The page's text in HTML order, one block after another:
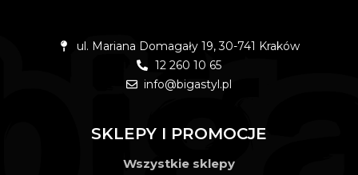
ul. Mariana Domagały 19, 30-741 Kraków
12 260 10 65
info@bigastyl.pl
SKLEPY I PROMOCJE
Wszystkie sklepy